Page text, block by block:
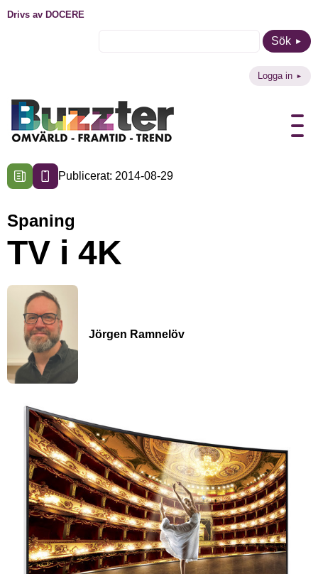
Drivs av DOCERE
Sök
Logga in
Publicerat: 2014-08-29
Spaning
TV i 4K
Jörgen Ramnelöv